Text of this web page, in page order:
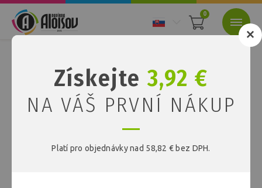
0
Sešity a bloky
Získejte3,92 €
NA VÁŠ PRVNÍ NÁKUP
Platí pro objednávky nad 58,82 € bez DPH.